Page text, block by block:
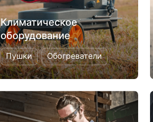
Климатическое
оборудование
Пушки Обогреватели